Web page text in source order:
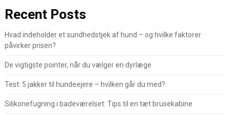
Recent Posts
Hvad indeholder et sundhedstjek af hund – og hvilke faktorer
påvirker prisen?
De vigtigste pointer, når du vælger en dyrlæge
Test: 5 jakker til hundeejere – hvilken går du med?
Silikonefugning i badeværelset: Tips til en tæt brusekabine